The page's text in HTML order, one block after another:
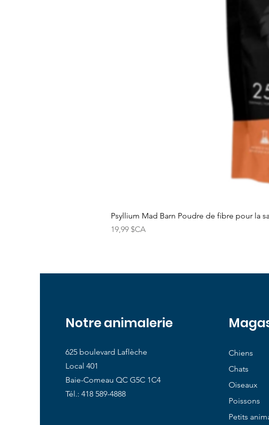
Psyllium Mad Barn Poudre de fibre pour la
Prix
19,99 $CA
Notre animalerie
625 boulevard Laflèche
Local 401
Baie-Comeau QC G5C 1C4
Tél.: 418 589-4888
Chiens
Chats
Oiseaux
Poissons
Petits